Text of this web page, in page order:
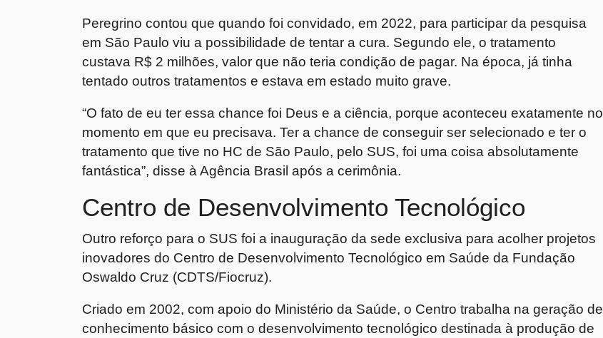
Peregrino contou que quando foi convidado, em 2022, para participar da pesquisa
em São Paulo viu a possibilidade de tentar a cura. Segundo ele, o tratamento
custava R$ 2 milhões, valor que não teria condição de pagar. Na época, já tinha
tentado outros tratamentos e estava em estado muito grave.
“O fato de eu ter essa chance foi Deus e a ciência, porque aconteceu exatamente no
momento em que eu precisava. Ter a chance de conseguir ser selecionado e ter o
tratamento que tive no HC de São Paulo, pelo SUS, foi uma coisa absolutamente
fantástica”, disse à Agência Brasil após a cerimônia.
Centro de Desenvolvimento Tecnológico
Outro reforço para o SUS foi a inauguração da sede exclusiva para acolher projetos
inovadores do Centro de Desenvolvimento Tecnológico em Saúde da Fundação
Oswaldo Cruz (CDTS/Fiocruz).
Criado em 2002, com apoio do Ministério da Saúde, o Centro trabalha na geração de
conhecimento básico com o desenvolvimento tecnológico destinada à produção de